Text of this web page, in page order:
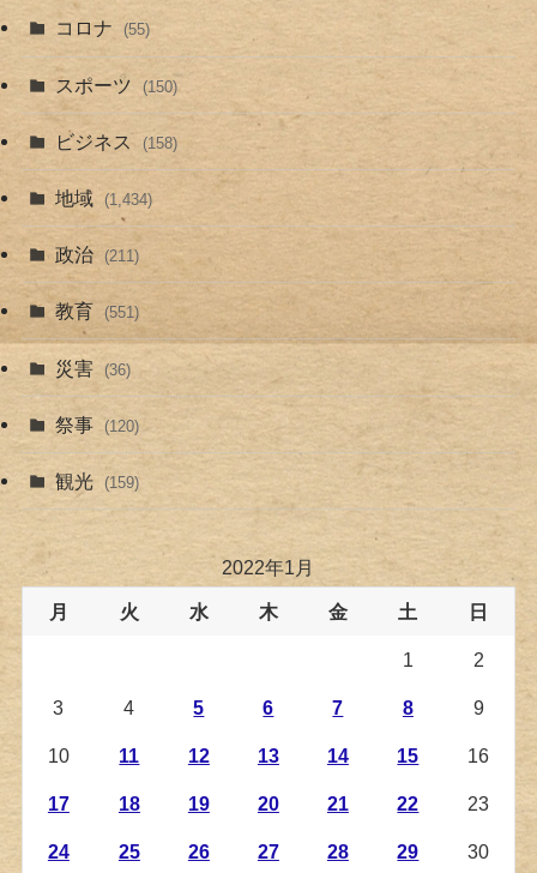
コロナ (55)
スポーツ (150)
ビジネス (158)
地域 (1,434)
政治 (211)
教育 (551)
災害 (36)
祭事 (120)
観光 (159)
2022年1月
月 火 水 木 金 土 日
1 2
3 4 5 6 7 8 9
10 11 12 13 14 15 16
17 18 19 20 21 22 23
24 25 26 27 28 29 30